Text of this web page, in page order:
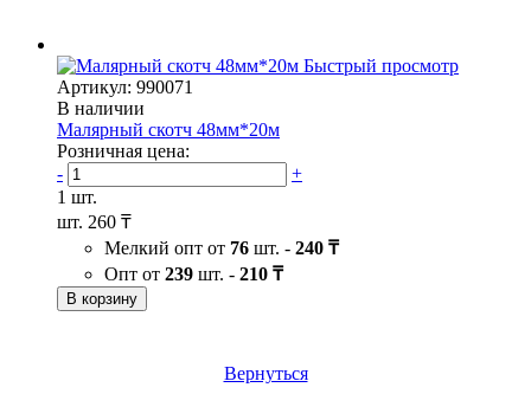
Быстрый просмотр
Артикул: 990071
В наличии
Малярный скотч 48мм*20м
Розничная цена:
-
+
1 шт.
шт. 260 ₸
Мелкий опт от 76 шт. - 240 ₸
Опт от 239 шт. - 210 ₸
В корзину
Вернуться